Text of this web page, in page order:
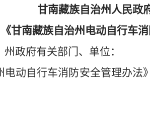
甘南藏族自治州人民政
《甘南藏族自治州电动自行车
政府有关部门、单位：
电动自行车消防安全管理办